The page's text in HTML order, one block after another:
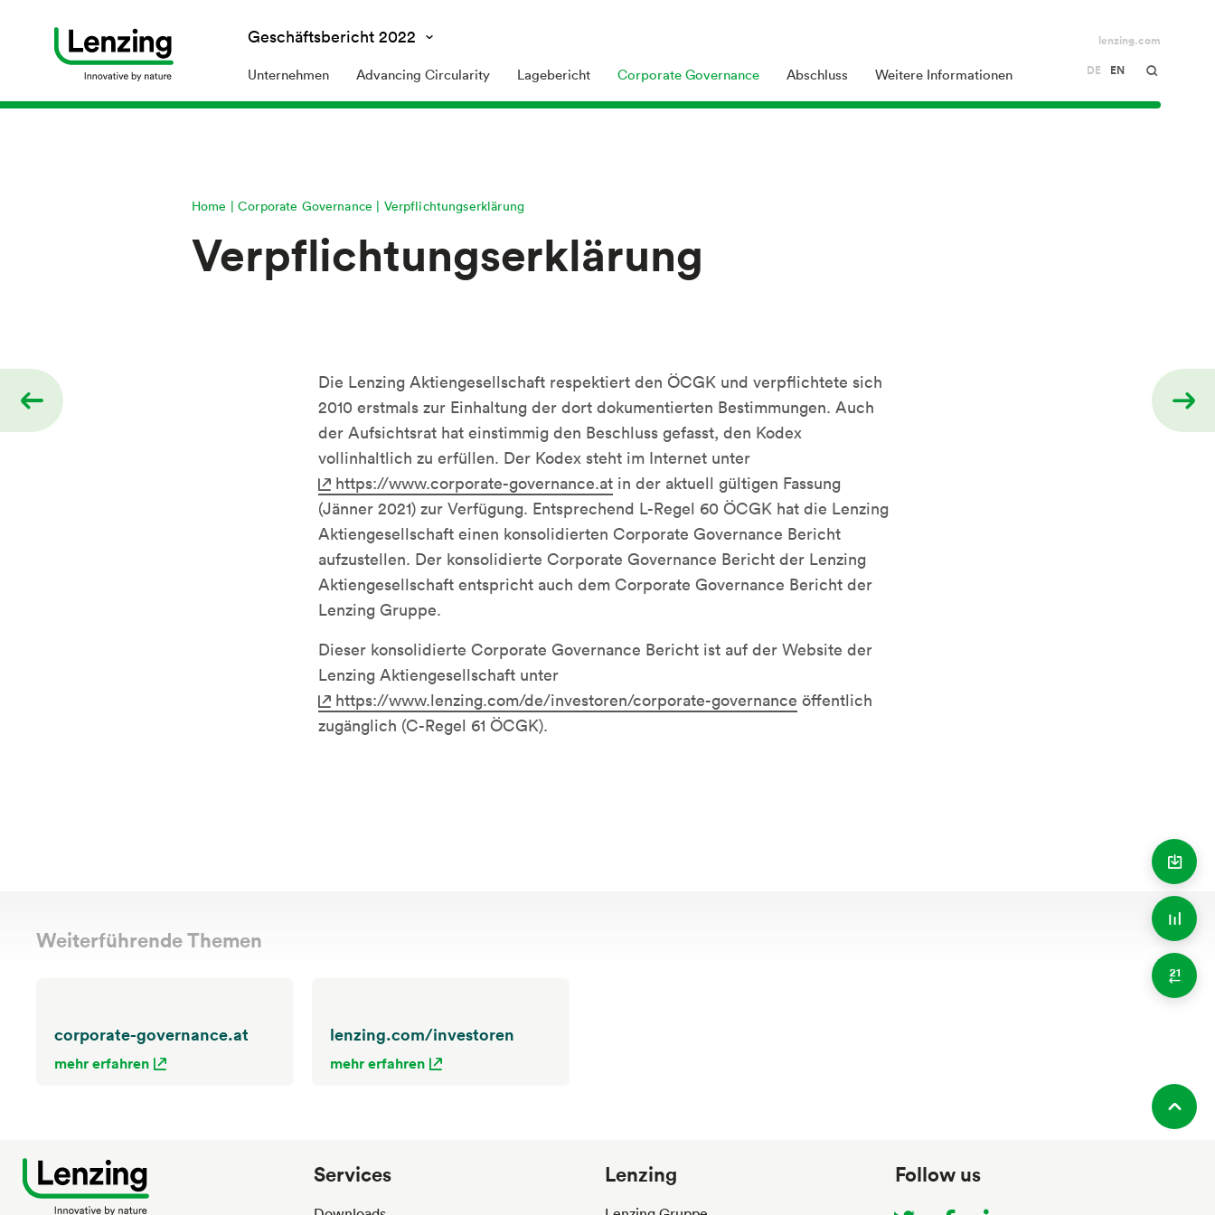
Geschäftsbericht 2022
Unternehmen Advancing Circularity Lagebericht Corporate Governance Abschluss Weitere Informationen
lenzing.com
DE
EN
Home Corporate Governance Verpflichtungserklärung
Verpflichtungserklärung
Die Lenzing Aktiengesellschaft respektiert den ÖCGK und verpflichtete sich
2010 erstmals zur Einhaltung der dort dokumentierten Bestimmungen. Auch
der Aufsichtsrat hat einstimmig den Beschluss gefasst, den Kodex
vollinhaltlich zu erfüllen. Der Kodex steht im Internet unter
https://www.corporate-governance.at in der aktuell gültigen Fassung
(Jänner 2021) zur Verfügung. Entsprechend L-Regel 60 ÖCGK hat die Lenzing
Aktiengesellschaft einen konsolidierten Corporate Governance Bericht
aufzustellen. Der konsolidierte Corporate Governance Bericht der Lenzing
Aktiengesellschaft entspricht auch dem Corporate Governance Bericht der
Lenzing Gruppe.
Dieser konsolidierte Corporate Governance Bericht ist auf der Website der
Lenzing Aktiengesellschaft unter
https://www.lenzing.com/de/investoren/corporate-governance öffentlich
zugänglich (C-Regel 61 ÖCGK).
Weiterführende Themen
corporate-governance.at
mehr erfahren
lenzing.com/investoren
mehr erfahren
Services Lenzing Follow us